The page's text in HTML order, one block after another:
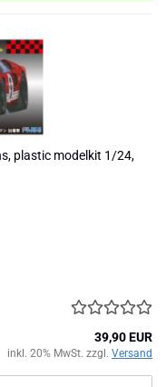
plastic modelkit 1/24,
39,90 EUR
inkl. 20% MwSt. zzgl. Versand